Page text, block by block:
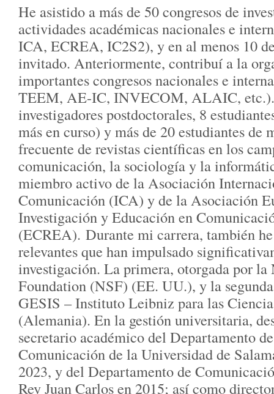
He asistido a más de 50 congresos de
actividades académicas nacionales e
ICA, ECREA, IC2S2), y en al menos 10
invitado. Anteriormente, contribuí a la
importantes congresos nacionales e
TEEM, AE-IC, INVECOM, ALAIC, etc.).
investigadores postdoctorales, 8
más en curso) y más de 20 estudiantes de
frecuente de revistas científicas en los
comunicación, la sociología y la
miembro activo de la Asociación
Comunicación (ICA) y de la Asociación
Investigación y Educación en
(ECREA). Durante mi carrera, también
relevantes que han impulsado
investigación. La primera, otorgada por la
Foundation (NSF) (EE. UU.), y la
GESIS – Instituto Leibniz para las
(Alemania). En la gestión universitaria,
secretario académico del Departamento
Comunicación de la Universidad de
2023, y del Departamento de
Rey Juan Carlos en 2015; así como